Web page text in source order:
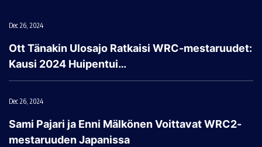
Dec 26, 2024
Ott Tänakin Ulosajo Ratkaisi WRC-mestaruudet:
Kausi 2024 Huipentui…
Dec 26, 2024
Sami Pajari ja Enni Mälkönen Voittavat WRC2-
mestaruuden Japanissa